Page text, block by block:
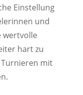
Einstellung
und
wertvolle
hart zu
mit